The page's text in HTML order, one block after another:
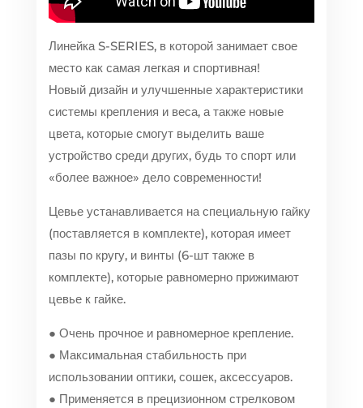
Линейка S-SERIES, в которой занимает свое
место как самая легкая и спортивная!
Новый дизайн и улучшенные характеристики
системы крепления и веса, а также новые
цвета, которые смогут выделить ваше
устройство среди других, будь то спорт или
«более важное» дело современности!
Цевье устанавливается на специальную гайку
(поставляется в комплекте), которая имеет
пазы по кругу, и винты (6-шт также в
комплекте), которые равномерно прижимают
цевье к гайке.
● Очень прочное и равномерное крепление.
● Максимальная стабильность при
использовании оптики, сошек, аксессуаров.
● Применяется в прецизионном стрелковом